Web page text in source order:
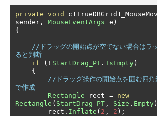
private void
sender , MouseEventArgs e )
{
//ドラッグの開始点が空でない場合はラ
ると判断
if
(! StartDrag_PT . IsEmpty )
{
//ドラッグ操作の開始点を囲む四
で作成
Rectangle rect = new
Rectangle ( StartDrag_PT , Size . Empty
        rect
. Inflate ( 2 , 2 );